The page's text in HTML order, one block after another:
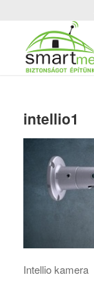
intellio1
Intellio kamera